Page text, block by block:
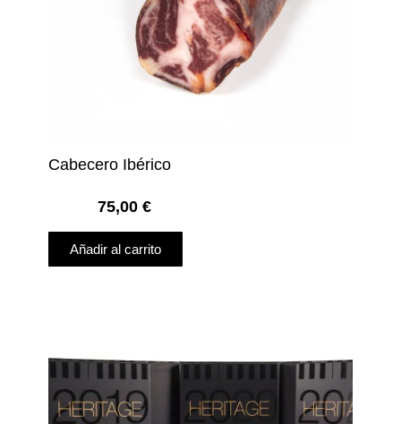
Cabecero Ibérico
75,00 €
Añadir al carrito